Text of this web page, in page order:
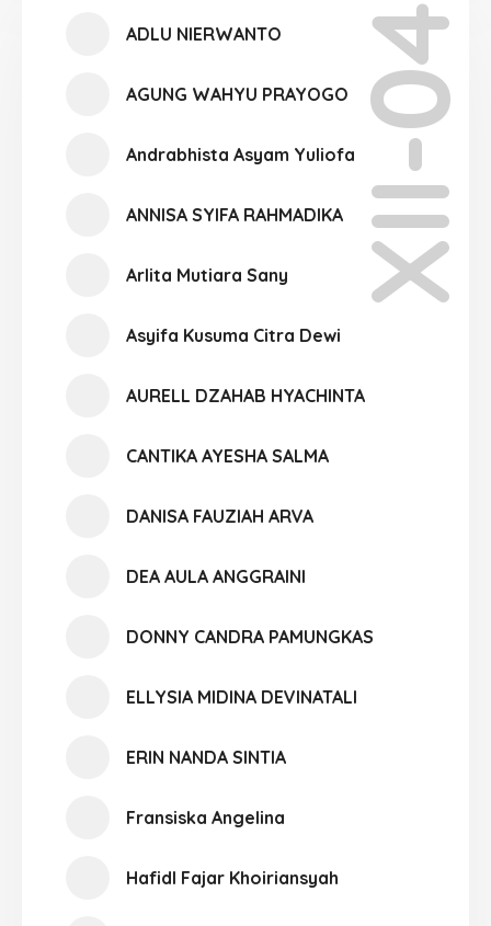
XII-04
ADLU NIERWANTO
AGUNG WAHYU PRAYOGO
Andrabhista Asyam Yuliofa
ANNISA SYIFA RAHMADIKA
Arlita Mutiara Sany
Asyifa Kusuma Citra Dewi
AURELL DZAHAB HYACHINTA
CANTIKA AYESHA SALMA
DANISA FAUZIAH ARVA
DEA AULA ANGGRAINI
DONNY CANDRA PAMUNGKAS
ELLYSIA MIDINA DEVINATALI
ERIN NANDA SINTIA
Fransiska Angelina
Hafidl Fajar Khoiriansyah